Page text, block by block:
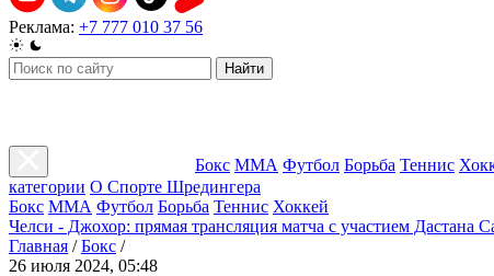
Реклама: +7 777 010 37 56
Найти
Бокс ММА Футбол Борьба Теннис
категории О Спорте Шредингера
Бокс ММА Футбол Борьба Теннис Хоккей
Челси - Джохор: прямая трансляция матча с участием Дастана
Главная / Бокс /
26 июля 2024, 05:48